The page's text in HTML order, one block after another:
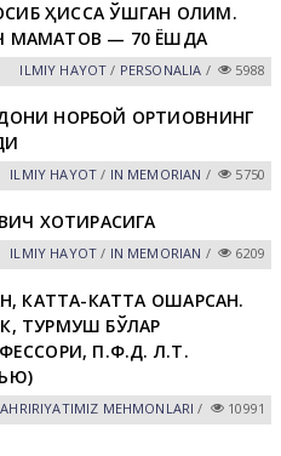
ҲИССА ҚЎШГАН ОЛИМ.
МАМАТОВ — 70 ЁШДА
ILMIY HАYOT / PERSONALIA / 5988
НОРБОЙ ОРТИҚОВНИНГ
ILMIY HАYOT / IN MEMORIAN / 5750
ХОТИРАСИГА
ILMIY HАYOT / IN MEMORIAN / 6209
КАТТА-КАТТА ОШАРСАН.
ТУРМУШ БЎЛАР
П.Ф.Д. Л.Т.
MEHMONLАRI / 10991